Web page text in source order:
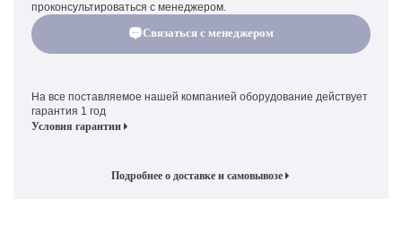
проконсультироваться с менеджером.
Связаться с менеджером
На все поставляемое нашей компанией оборудование действует
гарантия 1 год
Условия гарантии
Подробнее о доставке и самовывозе